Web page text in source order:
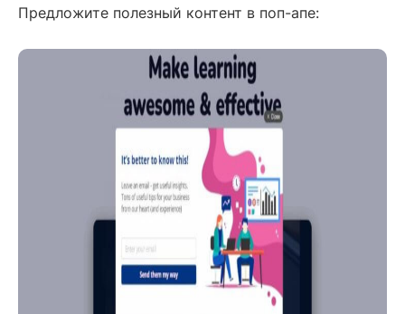
Предложите полезный контент в поп-апе: